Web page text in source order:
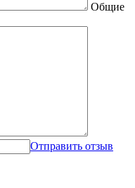
Общие
Отправить отзыв